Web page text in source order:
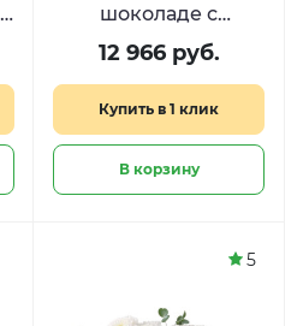
шоколаде с
малиной и
пионовидными
розами «Десерт для
королевы​»
12 966 руб.
Купить в 1 клик
В корзину
5